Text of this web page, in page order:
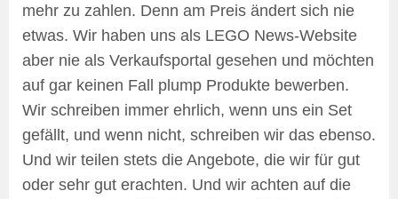
mehr zu zahlen. Denn am Preis ändert sich nie
etwas. Wir haben uns als LEGO News-Website
aber nie als Verkaufsportal gesehen und möchten
auf gar keinen Fall plump Produkte bewerben.
Wir schreiben immer ehrlich, wenn uns ein Set
gefällt, und wenn nicht, schreiben wir das ebenso.
Und wir teilen stets die Angebote, die wir für gut
oder sehr gut erachten. Und wir achten auf die